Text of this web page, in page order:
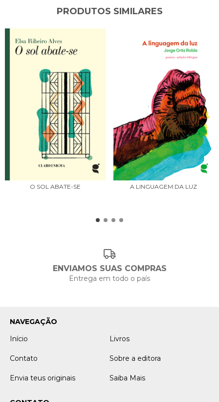
PRODUTOS SIMILARES
O SOL ABATE-SE A LINGUAGEM DA LUZ
ENVIAMOS SUAS COMPRAS
Entrega em todo o país
NAVEGAÇÃO
Início
Livros
Contato Sobre a editora
Envia teus originais Saiba Mais